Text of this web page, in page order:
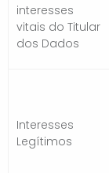
interesses
vitais do Titular
dos Dados
Interesses
Legítimos